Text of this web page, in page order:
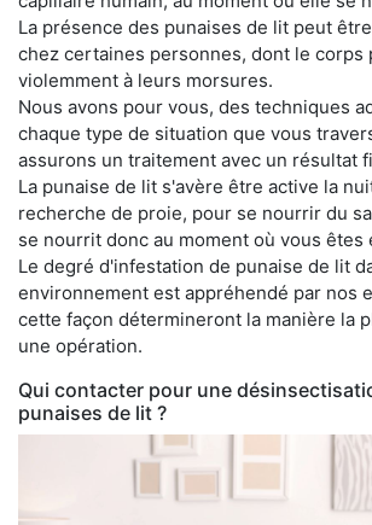
La présence des punaises de lit peut
chez certaines personnes, dont le corps
violemment à leurs morsures.
Nous avons pour vous, des techniques
chaque type de situation que vous
assurons un traitement avec un résultat
La punaise de lit s'avère être active la
recherche de proie, pour se nourrir du
se nourrit donc au moment où vous êtes
Le degré d'infestation de punaise de lit
environnement est appréhendé par nos
cette façon détermineront la manière la
une opération.
Qui contacter pour une
punaises de lit ?